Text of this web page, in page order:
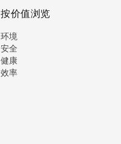
按价值浏览
环境
安全
健康
效率